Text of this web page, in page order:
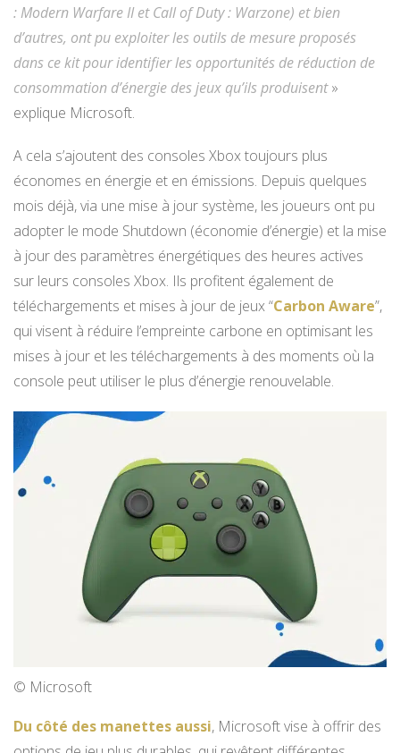
: Modern Warfare II et Call of Duty : Warzone) et bien
d’autres, ont pu exploiter les outils de mesure proposés
dans ce kit pour identifier les opportunités de réduction de
consommation d’énergie des jeux qu’ils produisent»
explique Microsoft.
A cela s’ajoutent des consoles Xbox toujours plus
économes en énergie et en émissions. Depuis quelques
mois déjà, via une mise à jour système, les joueurs ont pu
adopter le mode Shutdown (économie d’énergie) et la mise
à jour des paramètres énergétiques des heures actives
sur leurs consoles Xbox. Ils profitent également de
téléchargements et mises à jour de jeux “Carbon Aware”,
qui visent à réduire l’empreinte carbone en optimisant les
mises à jour et les téléchargements à des moments où la
console peut utiliser le plus d’énergie renouvelable.
© Microsoft
Du côté des manettes aussi, Microsoft vise à offrir des